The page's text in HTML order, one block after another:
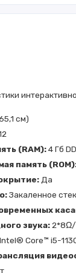
см)
(RAM):4 Гб
память
Да
Закаленное
звука: 2*8Ω/
Intel® Core™ i5-